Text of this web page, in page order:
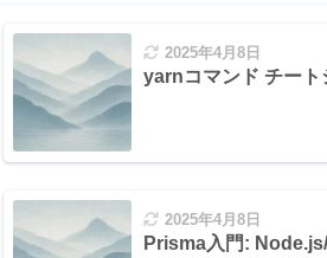
2025年4月8日
yarnコマンド チート
2025年4月8日
Prisma入門: